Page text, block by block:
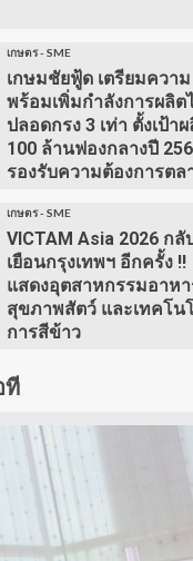
เกษตร - SME
เกษมชัยฟู้ด เตรียมความ
พร้อมเพิ่มกำลังการผลิต
ปลอดกรง 3 เท่า ตั้งเป้า
100 ล้านฟองกลางปี
รองรับความต้องการตล
เกษตร - SME
VICTAM Asia 2026 กลั
เยือนกรุงเทพฯ อีกครั้ง
แสดงอุตสาหกรรมอาห
สุขภาพสัตว์ และเทคโน
การสีข้าว
ที